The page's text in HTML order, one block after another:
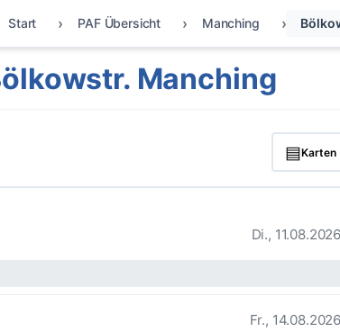
Start PAF Übersicht Manching
Manching
▤Karten
Di., 11.08.2026
Fr., 14.08.2026